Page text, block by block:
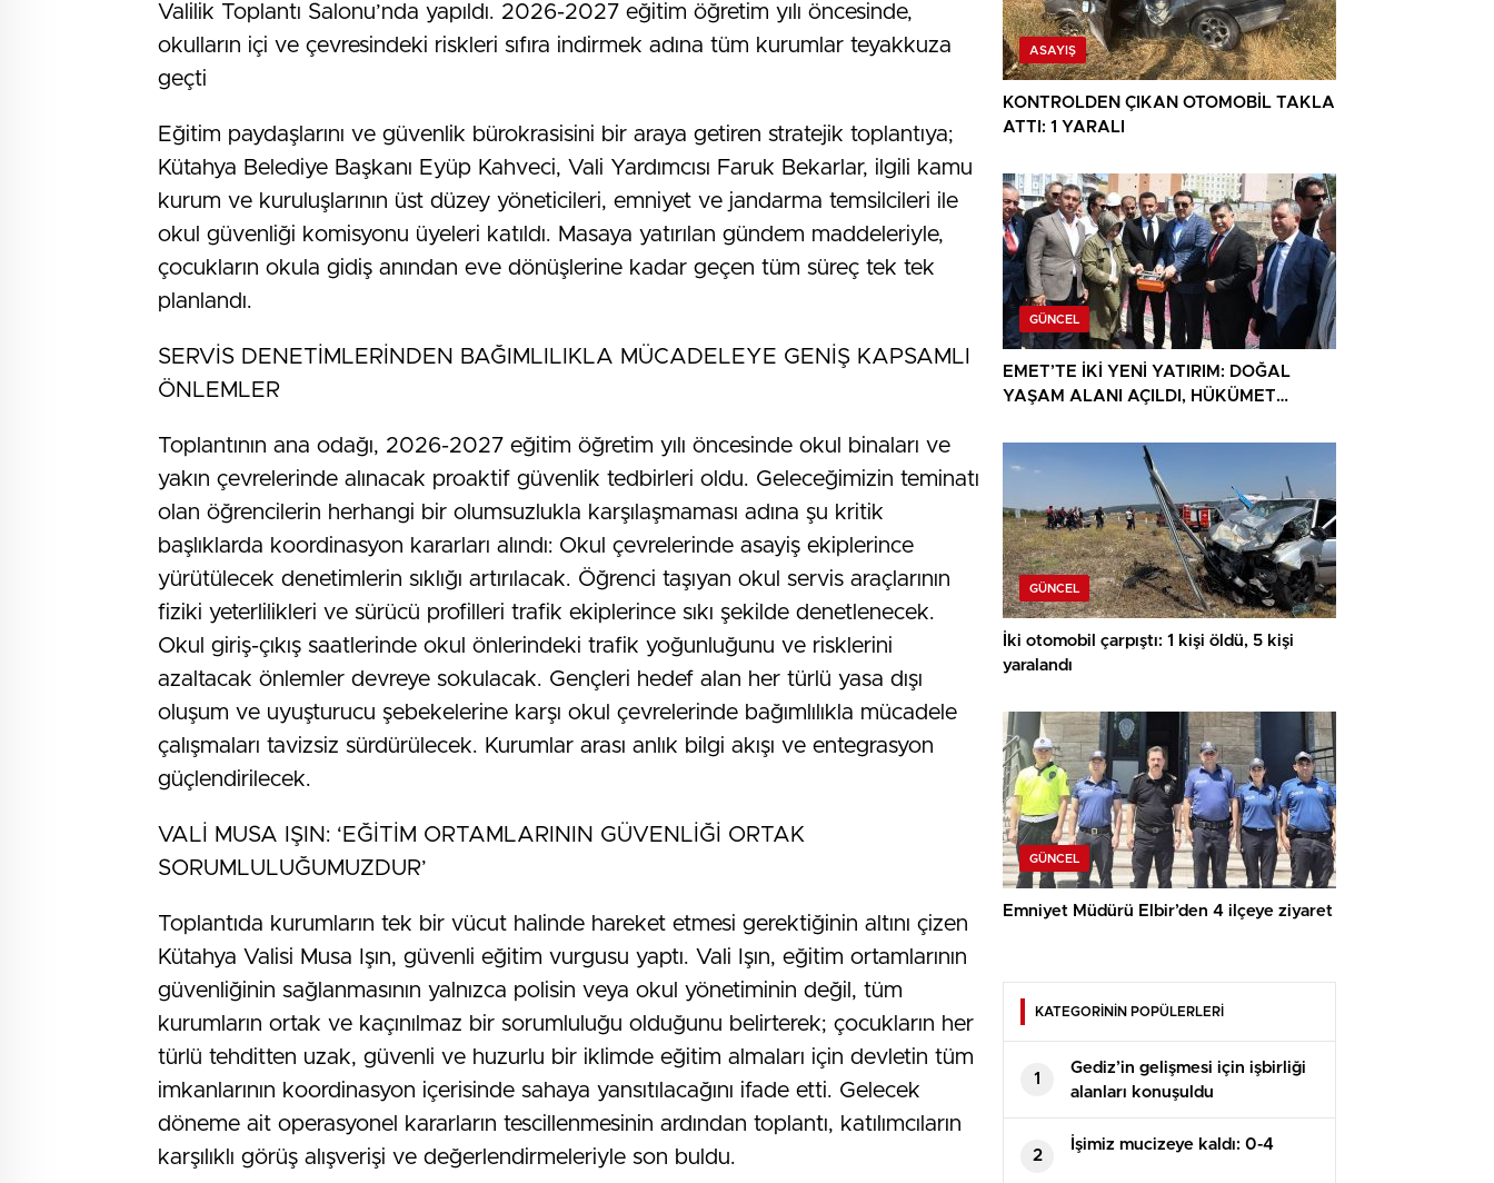
Valilik Toplantı Salonu’nda yapıldı. 2026-2027 eğitim öğretim yılı öncesinde,
okulların içi ve çevresindeki riskleri sıfıra indirmek adına tüm kurumlar teyakkuza
geçti
Eğitim paydaşlarını ve güvenlik bürokrasisini bir araya getiren stratejik toplantıya;
Kütahya Belediye Başkanı Eyüp Kahveci, Vali Yardımcısı Faruk Bekarlar, ilgili kamu
kurum ve kuruluşlarının üst düzey yöneticileri, emniyet ve jandarma temsilcileri ile
okul güvenliği komisyonu üyeleri katıldı. Masaya yatırılan gündem maddeleriyle,
çocukların okula gidiş anından eve dönüşlerine kadar geçen tüm süreç tek tek
planlandı.
SERVİS DENETİMLERİNDEN BAĞIMLILIKLA MÜCADELEYE GENİŞ KAPSAMLI
ÖNLEMLER
Toplantının ana odağı, 2026-2027 eğitim öğretim yılı öncesinde okul binaları ve
yakın çevrelerinde alınacak proaktif güvenlik tedbirleri oldu. Geleceğimizin teminatı
olan öğrencilerin herhangi bir olumsuzlukla karşılaşmaması adına şu kritik
başlıklarda koordinasyon kararları alındı: Okul çevrelerinde asayiş ekiplerince
yürütülecek denetimlerin sıklığı artırılacak. Öğrenci taşıyan okul servis araçlarının
fiziki yeterlilikleri ve sürücü profilleri trafik ekiplerince sıkı şekilde denetlenecek.
Okul giriş-çıkış saatlerinde okul önlerindeki trafik yoğunluğunu ve risklerini
azaltacak önlemler devreye sokulacak. Gençleri hedef alan her türlü yasa dışı
oluşum ve uyuşturucu şebekelerine karşı okul çevrelerinde bağımlılıkla mücadele
çalışmaları tavizsiz sürdürülecek. Kurumlar arası anlık bilgi akışı ve entegrasyon
güçlendirilecek.
VALİ MUSA IŞIN: ‘EĞİTİM ORTAMLARININ GÜVENLİĞİ ORTAK
SORUMLULUĞUMUZDUR’
Toplantıda kurumların tek bir vücut halinde hareket etmesi gerektiğinin altını çizen
Kütahya Valisi Musa Işın, güvenli eğitim vurgusu yaptı. Vali Işın, eğitim ortamlarının
güvenliğinin sağlanmasının yalnızca polisin veya okul yönetiminin değil, tüm
kurumların ortak ve kaçınılmaz bir sorumluluğu olduğunu belirterek; çocukların her
türlü tehditten uzak, güvenli ve huzurlu bir iklimde eğitim almaları için devletin tüm
imkanlarının koordinasyon içerisinde sahaya yansıtılacağını ifade etti. Gelecek
döneme ait operasyonel kararların tescillenmesinin ardından toplantı, katılımcıların
karşılıklı görüş alışverişi ve değerlendirmeleriyle son buldu.
ASAYIŞ
KONTROLDEN ÇIKAN OTOMOBİL TAKLA
ATTI: 1 YARALI
GÜNCEL
EMET’TE İKİ YENİ YATIRIM: DOĞAL
YAŞAM ALANI AÇILDI, HÜKÜMET
GÜNCEL
İki otomobil çarpıştı: 1 kişi öldü, 5 kişi
yaralandı
GÜNCEL
Emniyet Müdürü Elbir’den 4 ilçeye ziyaret
KATEGORİNİN POPÜLERLERİ
1
Gediz’in gelişmesi için işbirliği
alanları konuşuldu
2
İşimiz mucizeye kaldı: 0-4